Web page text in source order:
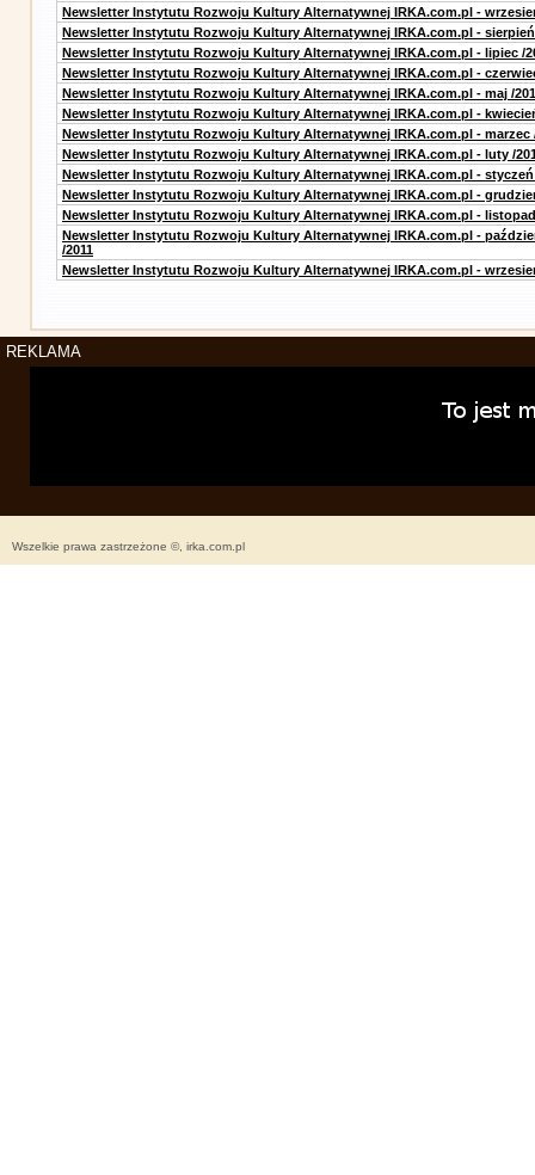
Newsletter Instytutu Rozwoju Kultury Alternatywnej IRKA.com.pl -
Newsletter Instytutu Rozwoju Kultury Alternatywnej IRKA.com.pl - sierpień
Newsletter Instytutu Rozwoju Kultury Alternatywnej IRKA.com.pl - lipiec /
Newsletter Instytutu Rozwoju Kultury Alternatywnej IRKA.com.pl -
Newsletter Instytutu Rozwoju Kultury Alternatywnej IRKA.com.pl - maj /
Newsletter Instytutu Rozwoju Kultury Alternatywnej IRKA.com.pl -
Newsletter Instytutu Rozwoju Kultury Alternatywnej IRKA.com.pl - marzec
Newsletter Instytutu Rozwoju Kultury Alternatywnej IRKA.com.pl - luty /
Newsletter Instytutu Rozwoju Kultury Alternatywnej IRKA.com.pl - styczeń
Newsletter Instytutu Rozwoju Kultury Alternatywnej IRKA.com.pl -
Newsletter Instytutu Rozwoju Kultury Alternatywnej IRKA.com.pl - listopad
Newsletter Instytutu Rozwoju Kultury Alternatywnej IRKA.com.pl -
/2011
Newsletter Instytutu Rozwoju Kultury Alternatywnej IRKA.com.pl -
REKLAMA
Wszelkie prawa zastrzeżone ©, irka.com.pl